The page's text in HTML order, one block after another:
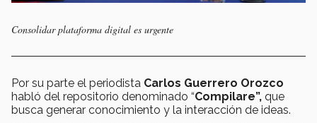
Consolidar plataforma digital es urgente
Por su parte el periodista Carlos Guerrero Orozco
habló del repositorio denominado “Compilare”, que
busca generar conocimiento y la interacción de ideas.